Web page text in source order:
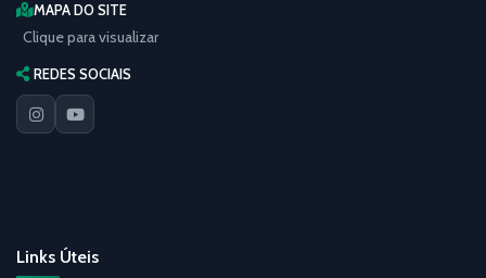
MAPA DO SITE
Clique para visualizar
REDES SOCIAIS
Links Úteis